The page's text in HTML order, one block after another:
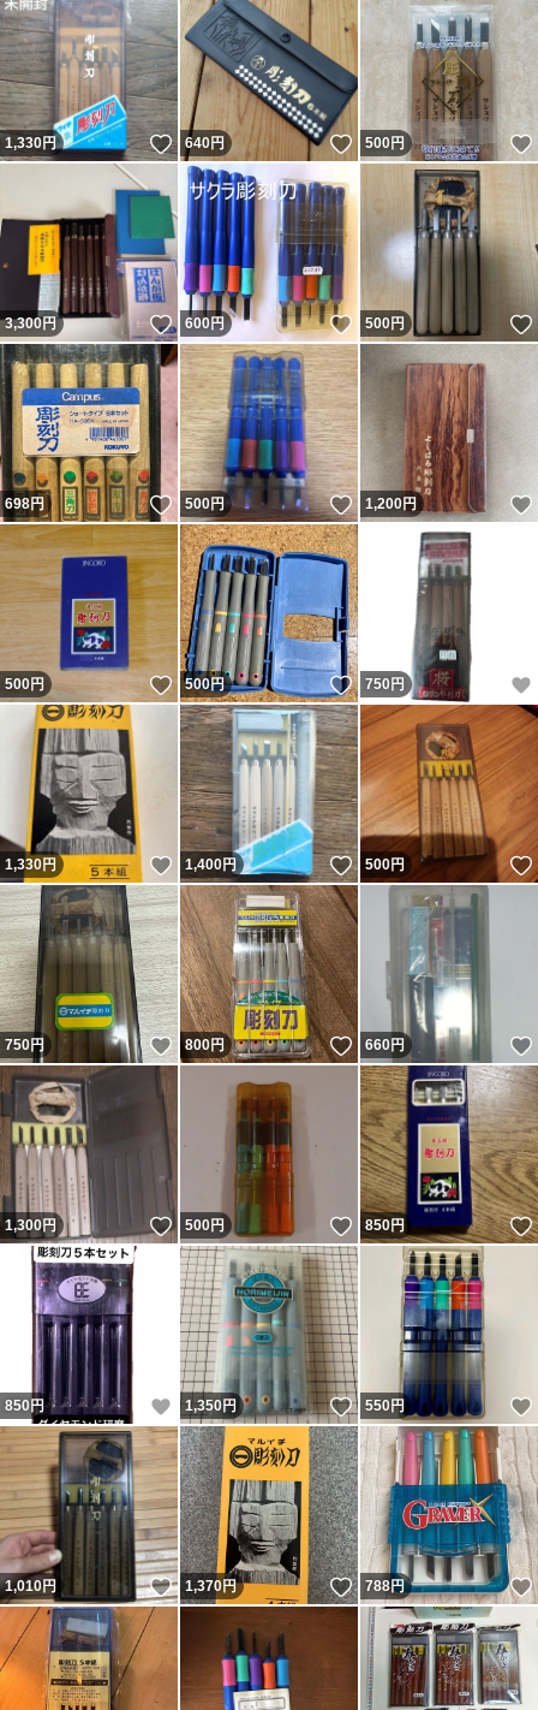
1,330円 いいね！
640円 いいね！
500円
3,300円 いいね！
600円 いいね！
500円
698円 いいね！
500円 いいね！
1,200円
500円 いいね！
500円 いいね！
750 円
1,330円 いいね！
1,400円 いいね！
500円
750円 いいね！
800円 いいね！
660円
1,300円 いいね！
500円 いいね！
850円
850 円 いいね！
1,350円 いいね！
550円
1,010円 いいね！
1,370円 いいね！
788円